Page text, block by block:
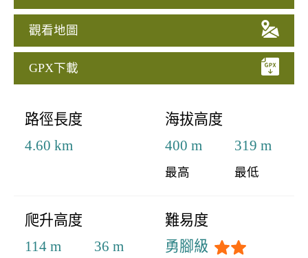
觀看地圖
GPX下載
路徑長度
4.60 km
海拔高度
400 m
最高
319 m
最低
爬升高度
114 m
36 m
難易度
勇腳級